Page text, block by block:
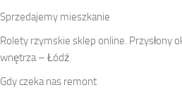
Sprzedajemy mieszkanie
Rolety rzymskie sklep online. Przysłony
wnętrza – Łódź
Gdy czeka nas remont